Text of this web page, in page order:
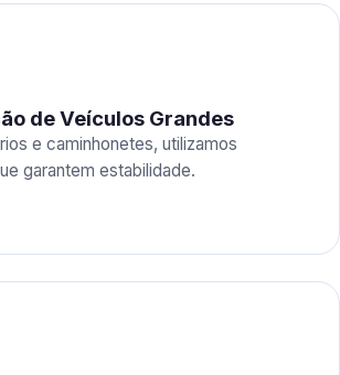
de Veículos Grandes
e caminhonetes, utilizamos
garantem estabilidade.